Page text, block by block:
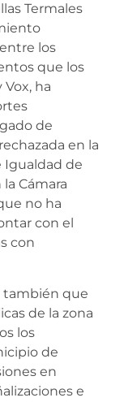
Termales
los
que los
Vox, ha
de
en la
Igualdad de
Cámara
no ha
con el
con
también que
de la zona
los
de
en
e